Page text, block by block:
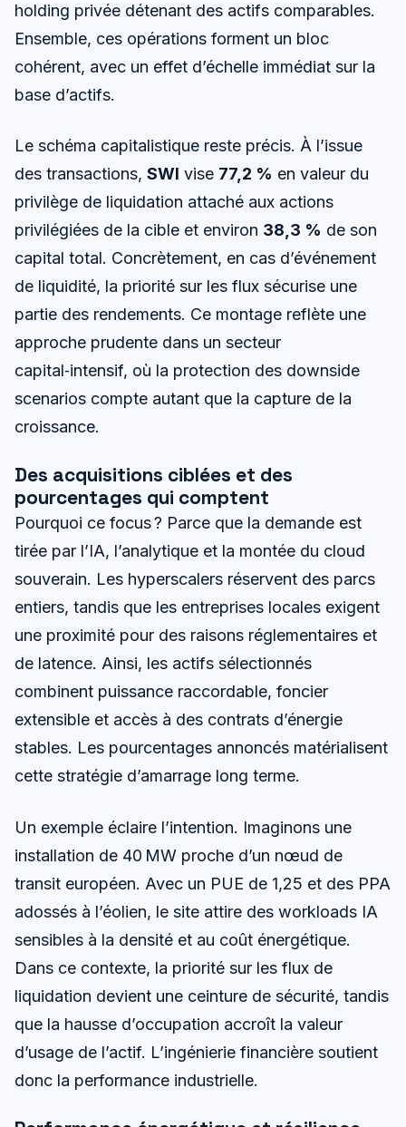
holding privée détenant des actifs comparables.
Ensemble, ces opérations forment un bloc
cohérent, avec un effet d’échelle immédiat sur la
base d’actifs.
Le schéma capitalistique reste précis. À l’issue
des transactions, SWI vise 77,2 % en valeur du
privilège de liquidation attaché aux actions
privilégiées de la cible et environ 38,3 % de son
capital total. Concrètement, en cas d’événement
de liquidité, la priorité sur les flux sécurise une
partie des rendements. Ce montage reflète une
approche prudente dans un secteur
capital‑intensif, où la protection des downside
scenarios compte autant que la capture de la
croissance.
Des acquisitions ciblées et des
pourcentages qui comptent
Pourquoi ce focus ? Parce que la demande est
tirée par l’IA, l’analytique et la montée du cloud
souverain. Les hyperscalers réservent des parcs
entiers, tandis que les entreprises locales exigent
une proximité pour des raisons réglementaires et
de latence. Ainsi, les actifs sélectionnés
combinent puissance raccordable, foncier
extensible et accès à des contrats d’énergie
stables. Les pourcentages annoncés matérialisent
cette stratégie d’amarrage long terme.
Un exemple éclaire l’intention. Imaginons une
installation de 40 MW proche d’un nœud de
transit européen. Avec un PUE de 1,25 et des PPA
adossés à l’éolien, le site attire des workloads IA
sensibles à la densité et au coût énergétique.
Dans ce contexte, la priorité sur les flux de
liquidation devient une ceinture de sécurité, tandis
que la hausse d’occupation accroît la valeur
d’usage de l’actif. L’ingénierie financière soutient
donc la performance industrielle.